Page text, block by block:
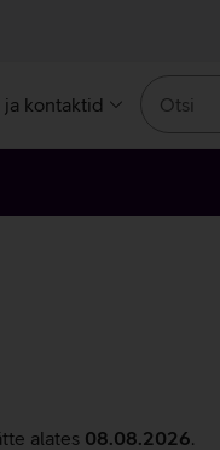
ja kontaktid
alates 08.08.2026